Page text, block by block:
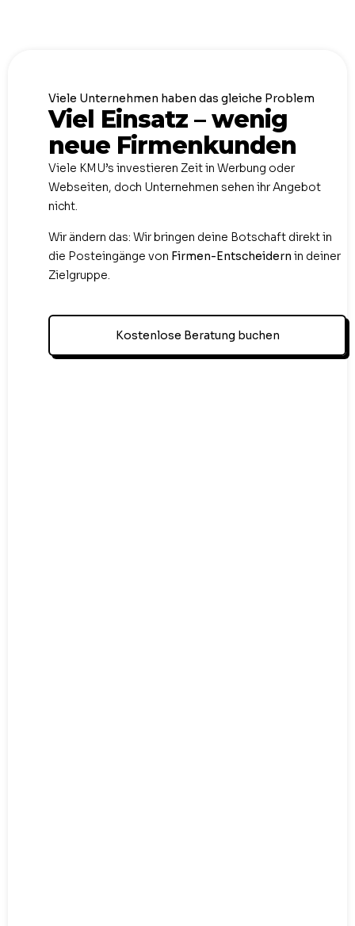
Viele Unternehmen haben das gleiche Problem
Viel Einsatz – wenig
neue Firmenkunden
Viele KMU’s investieren Zeit in Werbung oder
Webseiten, doch Unternehmen sehen ihr Angebot
nicht.
Wir ändern das: Wir bringen deine Botschaft direkt in
die Posteingänge von Firmen-Entscheidern in deiner
Zielgruppe.
Kostenlose Beratung buchen